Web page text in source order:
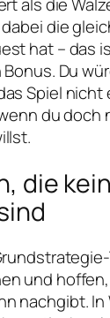
die
hat – das
Du
Spiel nicht
du doch
die
und
nachgibt.